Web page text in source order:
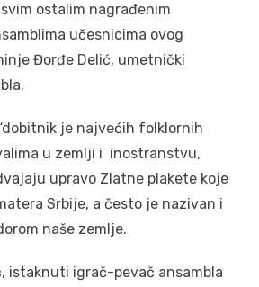
ostalim nagrađenim
učesnicima ovog
Đorđe Delić, umetnički
je najvećih folklornih
u zemlji i inostranstvu,
upravo Zlatne plakete koje
Srbije, a često je nazivan i
naše zemlje.
istaknuti igrač-pevač ansambla